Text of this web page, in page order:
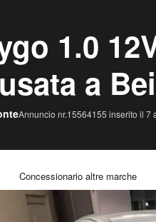
1.0
a
Annuncio nr.15564155 inserito il 7
Concessionario altre marche